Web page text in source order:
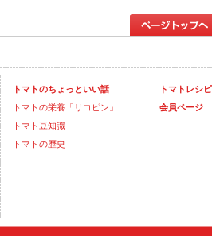
トマトのちょっといい話
トマトの栄養「リコピン」
トマト豆知識
トマトの歴史
トマトレシピ
会員ページ